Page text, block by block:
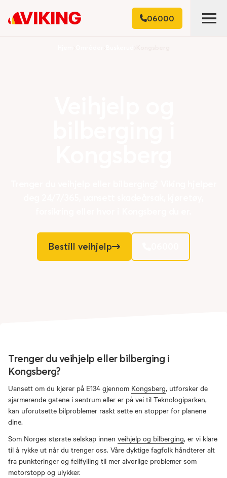
06000
Bestill veihjelp
Trenger du veihjelp eller bilberging i
Kongsberg?
Uansett om du kjører på E134 gjennom Kongsberg, utforsker de
sjarmerende gatene i sentrum eller er på vei til Teknologiparken,
kan uforutsette bilproblemer raskt sette en stopper for planene
dine.
Som Norges største selskap innen veihjelp og bilberging, er vi klare
til å rykke ut når du trenger oss. Våre dyktige fagfolk håndterer alt
fra punkteringer og feilfylling til mer alvorlige problemer som
motorstopp og ulykker.